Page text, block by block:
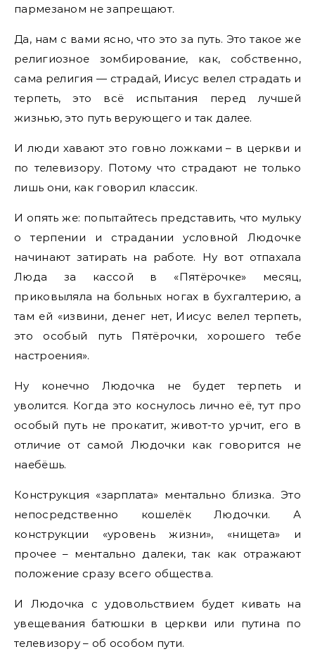
пармезаном не запрещают.
Да, нам с вами ясно, что это за путь. Это такое же
религиозное зомбирование, как, собственно,
сама религия — страдай, Иисус велел страдать и
терпеть, это всё испытания перед лучшей
жизнью, это путь верующего и так далее.
И люди хавают это говно ложками – в церкви и
по телевизору. Потому что страдают не только
лишь они, как говорил классик.
И опять же: попытайтесь представить, что мульку
о терпении и страдании условной Людочке
начинают затирать на работе. Ну вот отпахала
Люда за кассой в «Пятёрочке» месяц,
приковыляла на больных ногах в бухгалтерию, а
там ей «извини, денег нет, Иисус велел терпеть,
это особый путь Пятёрочки, хорошего тебе
настроения».
Ну конечно Людочка не будет терпеть и
уволится. Когда это коснулось лично её, тут про
особый путь не прокатит, живот-то урчит, его в
отличие от самой Людочки как говорится не
наебёшь.
Конструкция «зарплата» ментально близка. Это
непосредственно кошелёк Людочки. А
конструкции «уровень жизни», «нищета» и
прочее – ментально далеки, так как отражают
положение сразу всего общества.
И Людочка с удовольствием будет кивать на
увещевания батюшки в церкви или путина по
телевизору – об особом пути.